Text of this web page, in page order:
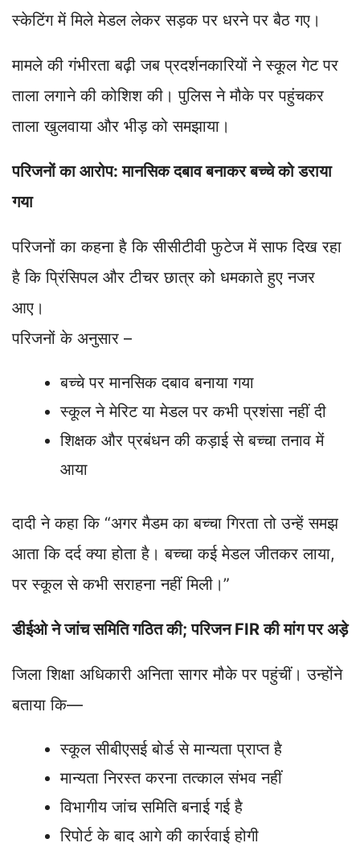
स्केटिंग में मिले मेडल लेकर सड़क पर धरने पर बैठ गए।
मामले की गंभीरता बढ़ी जब प्रदर्शनकारियों ने स्कूल गेट पर
ताला लगाने की कोशिश की। पुलिस ने मौके पर पहुंचकर
ताला खुलवाया और भीड़ को समझाया।
परिजनों का आरोप: मानसिक दबाव बनाकर बच्चे को डराया
गया
परिजनों का कहना है कि सीसीटीवी फुटेज में साफ दिख रहा
है कि प्रिंसिपल और टीचर छात्र को धमकाते हुए नजर
आए।
परिजनों के अनुसार –
बच्चे पर मानसिक दबाव बनाया गया
स्कूल ने मेरिट या मेडल पर कभी प्रशंसा नहीं दी
शिक्षक और प्रबंधन की कड़ाई से बच्चा तनाव में
आया
दादी ने कहा कि “अगर मैडम का बच्चा गिरता तो उन्हें समझ
आता कि दर्द क्या होता है। बच्चा कई मेडल जीतकर लाया,
पर स्कूल से कभी सराहना नहीं मिली।”
डीईओ ने जांच समिति गठित की; परिजन FIR की मांग पर अड़े
जिला शिक्षा अधिकारी अनिता सागर मौके पर पहुंचीं। उन्होंने
बताया कि—
स्कूल सीबीएसई बोर्ड से मान्यता प्राप्त है
मान्यता निरस्त करना तत्काल संभव नहीं
विभागीय जांच समिति बनाई गई है
रिपोर्ट के बाद आगे की कार्रवाई होगी